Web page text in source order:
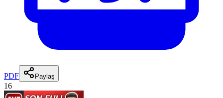
PDF Paylaş
16